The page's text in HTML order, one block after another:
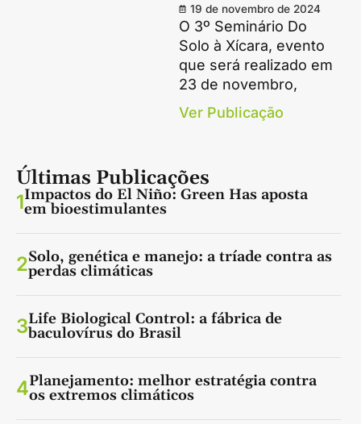
19 de novembro de 2024
O 3º Seminário Do
Solo à Xícara, evento
que será realizado em
23 de novembro,
Ver Publicação
Últimas Publicações
1Impactos do El Niño: Green Has aposta
em bioestimulantes
2Solo, genética e manejo: a tríade contra as
perdas climáticas
3Life Biological Control: a fábrica de
baculovírus do Brasil
4Planejamento: melhor estratégia contra
os extremos climáticos